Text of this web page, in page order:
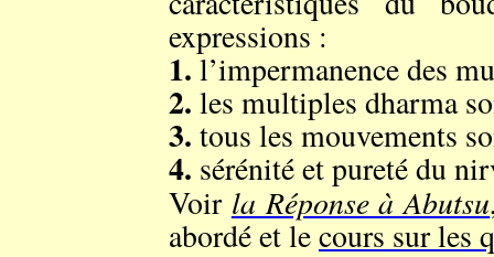
expressions :
1. l’impermanence des
2. les multiples dharma
3. tous les mouvements
4. sérénité et pureté du
Voir la Réponse à Abutsu
abordé et lecours sur les